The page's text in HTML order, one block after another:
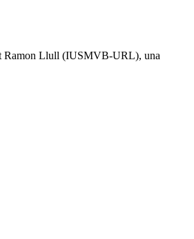
Ramon Llull (IUSMVB-URL), una